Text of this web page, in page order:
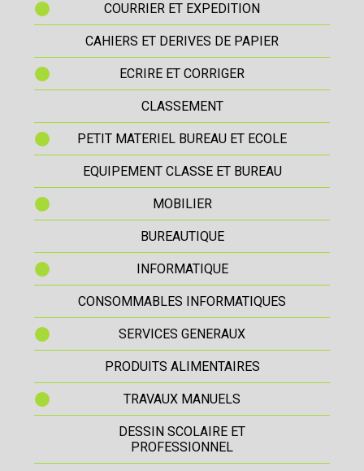
COURRIER ET EXPEDITION
CAHIERS ET DERIVES DE PAPIER
ECRIRE ET CORRIGER
CLASSEMENT
PETIT MATERIEL BUREAU ET ECOLE
EQUIPEMENT CLASSE ET BUREAU
MOBILIER
BUREAUTIQUE
INFORMATIQUE
CONSOMMABLES INFORMATIQUES
SERVICES GENERAUX
PRODUITS ALIMENTAIRES
TRAVAUX MANUELS
DESSIN SCOLAIRE ET
PROFESSIONNEL